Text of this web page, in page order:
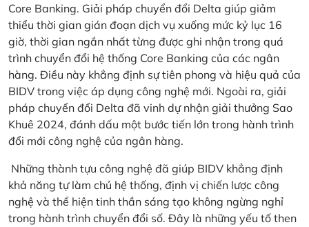
Core Banking. Giải pháp chuyển đổi Delta giúp giảm
thiểu thời gian gián đoạn dịch vụ xuống mức kỷ lục 16
giờ, thời gian ngắn nhất từng được ghi nhận trong quá
trình chuyển đổi hệ thống Core Banking của các ngân
hàng. Điều này khẳng định sự tiên phong và hiệu quả của
BIDV trong việc áp dụng công nghệ mới. Ngoài ra, giải
pháp chuyển đổi Delta đã vinh dự nhận giải thưởng Sao
Khuê 2024, đánh dấu một bước tiến lớn trong hành trình
đổi mới công nghệ của ngân hàng.
Những thành tựu công nghệ đã giúp BIDV khẳng định
khả năng tự làm chủ hệ thống, định vị chiến lược công
nghệ và thể hiện tinh thần sáng tạo không ngừng nghỉ
trong hành trình chuyển đổi số. Đây là những yếu tố then